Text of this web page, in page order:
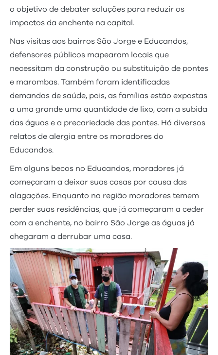
o objetivo de debater soluções para reduzir os
impactos da enchente na capital.
Nas visitas aos bairros São Jorge e Educandos,
defensores públicos mapearam locais que
necessitam da construção ou substituição de pontes
e marombas. Também foram identificadas
demandas de saúde, pois, as famílias estão expostas
a uma grande uma quantidade de lixo, com a subida
das águas e a precariedade das pontes. Há diversos
relatos de alergia entre os moradores do
Educandos.
Em alguns becos no Educandos, moradores já
começaram a deixar suas casas por causa das
alagações. Enquanto na região moradores temem
perder suas residências, que já começaram a ceder
com a enchente, no bairro São Jorge as águas já
chegaram a derrubar uma casa.